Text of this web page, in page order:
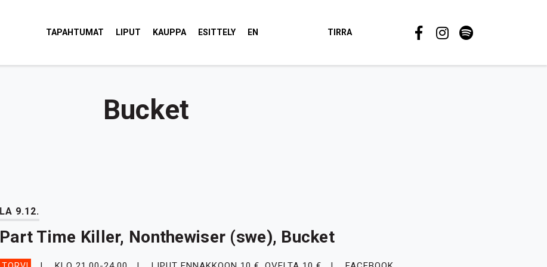
TAPAHTUMAT LIPUT KAUPPA ESITTELY EN TIRRA
Bucket
LA 9.12.
Part Time Killer, Nonthewiser (swe), Bucket